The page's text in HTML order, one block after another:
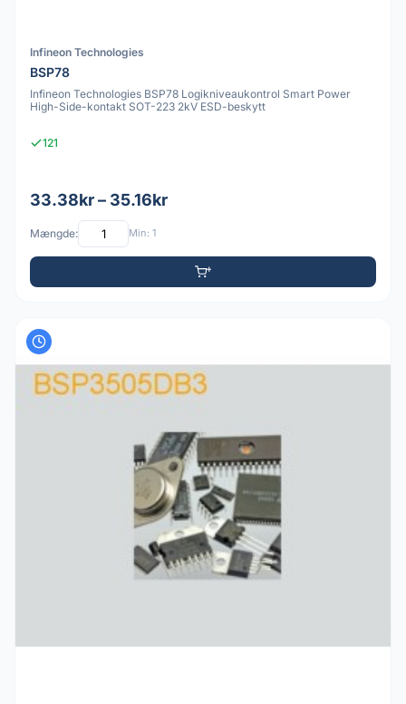
Infineon Technologies
BSP78
Infineon Technologies BSP78 Logikniveaukontrol Smart Power
High-Side-kontakt SOT-223 2kV ESD-beskytt
121
33.38kr – 35.16kr
Mængde: Min: 1